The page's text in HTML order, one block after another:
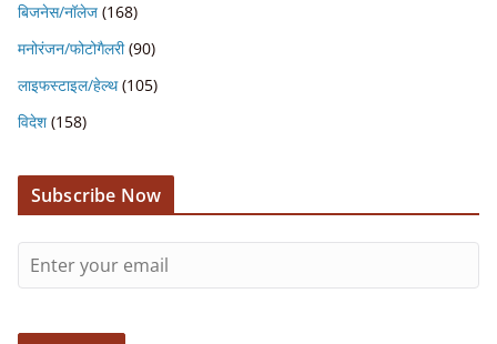
बिजनेस/नॉलेज (168)
मनोरंजन/फोटोगैलरी(90)
लाइफस्टाइल/हेल्थ(105)
विदेश (158)
Subscribe Now